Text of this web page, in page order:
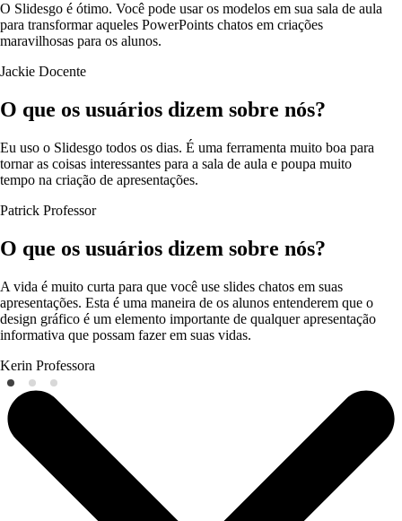
O Slidesgo é ótimo. Você pode usar os modelos em sua sala de aula
para transformar aqueles PowerPoints chatos em criações
maravilhosas para os alunos.
Jackie Docente
O que os usuários dizem sobre nós?
Eu uso o Slidesgo todos os dias. É uma ferramenta muito boa para
tornar as coisas interessantes para a sala de aula e poupa muito
tempo na criação de apresentações.
Patrick Professor
O que os usuários dizem sobre nós?
A vida é muito curta para que você use slides chatos em suas
apresentações. Esta é uma maneira de os alunos entenderem que o
design gráfico é um elemento importante de qualquer apresentação
informativa que possam fazer em suas vidas.
Kerin Professora